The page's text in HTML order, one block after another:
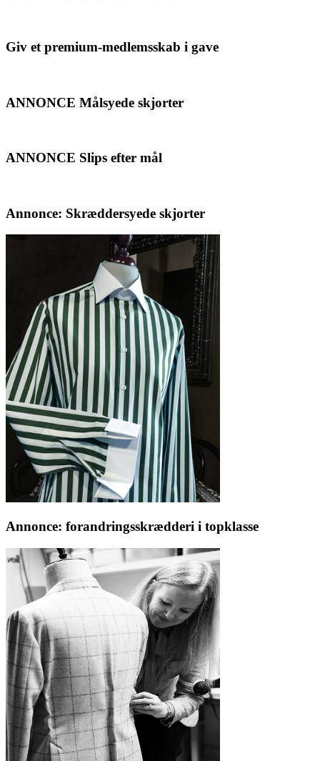
Giv et premium-medlemsskab i gave
ANNONCE Målsyede skjorter
ANNONCE Slips efter mål
Annonce: Skræddersyede skjorter
Annonce: forandringsskrædderi i topklasse